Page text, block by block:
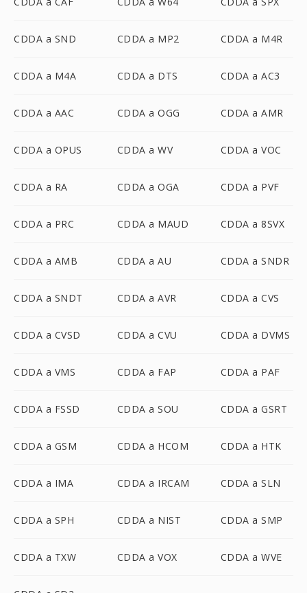
CDDA a SND CDDA a MP2 CDDA a M4R
CDDA a M4A CDDA a DTS CDDA a AC3
CDDA a AAC CDDA a OGG CDDA a AMR
CDDA a OPUS CDDA a WV CDDA a VOC
CDDA a RA CDDA a OGA CDDA a PVF
CDDA a PRC CDDA a MAUD CDDA a 8SVX
CDDA a AMB CDDA a AU CDDA a SNDR
CDDA a SNDT CDDA a AVR CDDA a CVS
CDDA a CVSD CDDA a CVU CDDA a DVMS
CDDA a VMS CDDA a FAP CDDA a PAF
CDDA a FSSD CDDA a SOU CDDA a GSRT
CDDA a GSM CDDA a HCOM CDDA a HTK
CDDA a IMA CDDA a IRCAM CDDA a SLN
CDDA a SPH CDDA a NIST CDDA a SMP
CDDA a TXW CDDA a VOX CDDA a WVE